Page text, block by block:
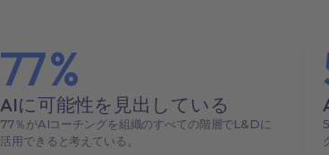
77%
AIに可能性を見出している
77％がAIコーチングを組織のすべての階層でL&Dに
活用できると考えている。